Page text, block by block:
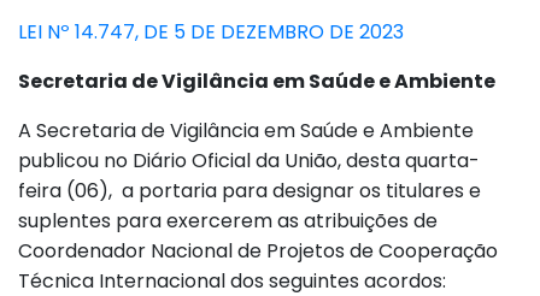
LEI Nº 14.747, DE 5 DE DEZEMBRO DE 2023
Secretaria de Vigilância em Saúde e Ambiente
A Secretaria de Vigilância em Saúde e Ambiente
publicou no Diário Oficial da União, desta quarta-
feira (06), a portaria para designar os titulares e
suplentes para exercerem as atribuições de
Coordenador Nacional de Projetos de Cooperação
Técnica Internacional dos seguintes acordos: